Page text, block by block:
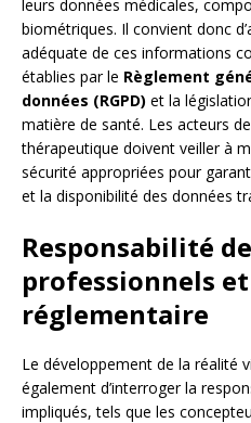
leurs données médicales,
biométriques. Il convient donc
adéquate de ces informations
établies par le Règlement
données (RGPD) et la
matière de santé. Les acteurs
thérapeutique doivent veiller à
sécurité appropriées pour
et la disponibilité des données
Responsabilité
professionnels
réglementaire
Le développement de la réalité
également d’interroger la
impliqués, tels que les